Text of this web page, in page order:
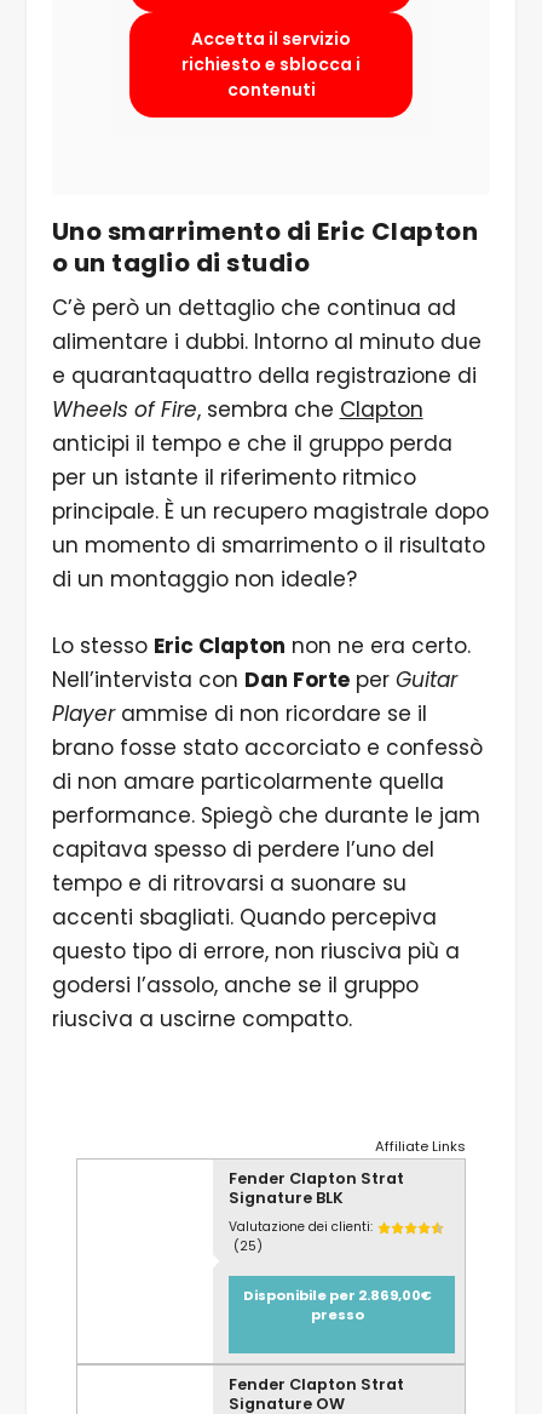
Accetta il servizio
richiesto e sblocca i
contenuti
Uno smarrimento di Eric Clapton
o un taglio di studio
C’è però un dettaglio che continua ad
alimentare i dubbi. Intorno al minuto due
e quarantaquattro della registrazione di
Wheels of Fire, sembra che Clapton
anticipi il tempo e che il gruppo perda
per un istante il riferimento ritmico
principale. È un recupero magistrale dopo
un momento di smarrimento o il risultato
di un montaggio non ideale?
Lo stesso Eric Clapton non ne era certo.
Nell’intervista con Dan Forteper Guitar
Playerammise di non ricordare se il
brano fosse stato accorciato e confessò
di non amare particolarmente quella
performance. Spiegò che durante le jam
capitava spesso di perdere l’uno del
tempo e di ritrovarsi a suonare su
accenti sbagliati. Quando percepiva
questo tipo di errore, non riusciva più a
godersi l’assolo, anche se il gruppo
riusciva a uscirne compatto.
Affiliate Links
Fender Clapton Strat
Signature BLK
Valutazione dei clienti:
(25)
Disponibile per 2.869,00€
presso
Fender Clapton Strat
Signature OW